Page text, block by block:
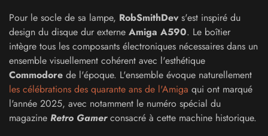
Pour le socle de sa lampe, RobSmithDev s'est inspiré du
design du disque dur externe Amiga A590. Le boîtier
intègre tous les composants électroniques nécessaires dans un
ensemble visuellement cohérent avec l'esthétique
Commodore de l'époque. L'ensemble évoque naturellement
les célébrations des quarante ans de l'Amiga qui ont marqué
l'année 2025, avec notamment le numéro spécial du
magazine Retro Gamerconsacré à cette machine historique.